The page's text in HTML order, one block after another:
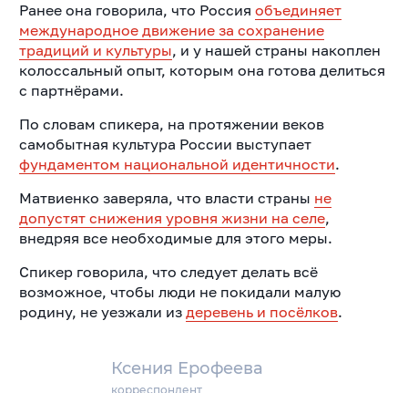
Ксения Ерофеева
корреспондент
Ранее она говорила, что Россия объединяет
международное движение за сохранение
традиций и культуры, и у нашей страны накоплен
колоссальный опыт, которым она готова делиться
с партнёрами.
По словам спикера, на протяжении веков
самобытная культура России выступает
фундаментом национальной идентичности.
Матвиенко заверяла, что власти страны не
допустят снижения уровня жизни на селе,
внедряя все необходимые для этого меры.
Спикер говорила, что следует делать всё
возможное, чтобы люди не покидали малую
родину, не уезжали из деревень и посёлков.